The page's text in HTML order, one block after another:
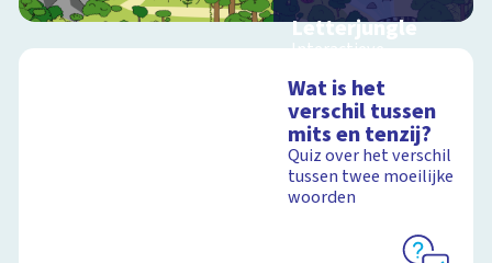
Letterjungle
Interactieve
letters en klanken
Schoolplaat
Wat is het
verschil tussen
mits en tenzij?
Quiz over het verschil
tussen twee moeilijke
woorden